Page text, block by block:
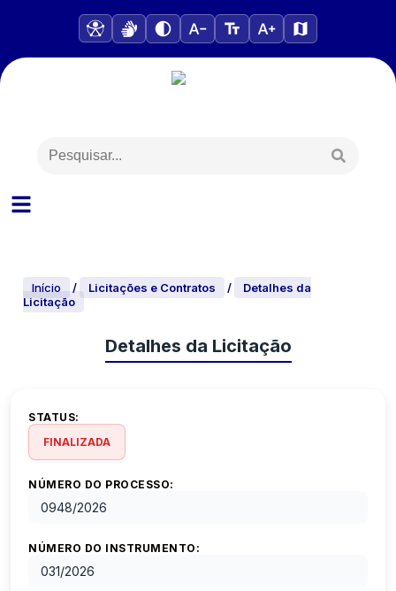
Início / Licitações e Contratos /
Detalhes da
Licitação
Detalhes da Licitação
STATUS:
FINALIZADA
NÚMERO DO PROCESSO:
0948/2026
NÚMERO DO INSTRUMENTO:
031/2026